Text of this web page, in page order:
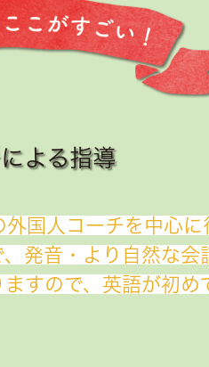
よる指導
国人コーチを中心
発音・より自然な会
すので、英語が初め